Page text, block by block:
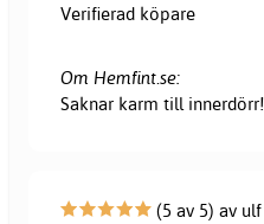
Verifierad köpare
Om Hemfint.se:
Saknar karm till
(5 av 5) av